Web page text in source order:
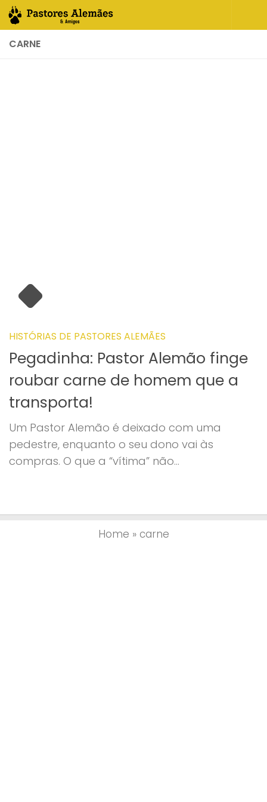
Skip to content
CARNE
HISTÓRIAS DE PASTORES ALEMÃES
Pegadinha: Pastor Alemão finge
roubar carne de homem que a
transporta!
Um Pastor Alemão é deixado com uma
pedestre, enquanto o seu dono vai às
compras. O que a “vítima” não...
Home » carne